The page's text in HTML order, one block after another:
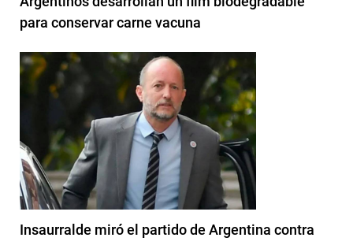
para conservar carne vacuna
Insaurralde miró el partido de Argentina contra